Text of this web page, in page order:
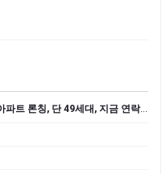
72. 골드코스트 Robina럭셔리 워터프런트 아파트 론칭, 단 49세대, 지금 연락주세요!